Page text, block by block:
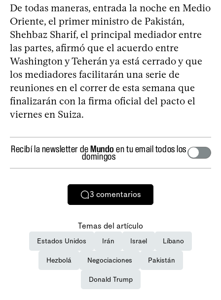
De todas maneras, entrada la noche en Medio
Oriente, el primer ministro de Pakistán,
Shehbaz Sharif, el principal mediador entre
las partes, afirmó que el acuerdo entre
Washington y Teherán ya está cerrado y que
los mediadores facilitarán una serie de
reuniones en el correr de esta semana que
finalizarán con la firma oficial del pacto el
viernes en Suiza.
Recibí la newsletter deMundo en tu email todos los
domingos
3 comentarios
Temas del artículo
Estados Unidos Irán Israel Líbano
Hezbolá Negociaciones Pakistán
Donald Trump